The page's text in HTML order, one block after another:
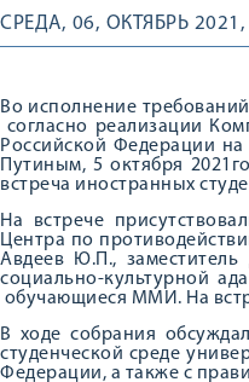
СРЕДА, 06, ОКТЯБРЬ 2021,
Во исполнение
согласно реализации
Российской Федерации
Путиным, 5 октября
встреча иностранных
На встрече
Центра по
Авдеев Ю.П.,
социально-культурной
обучающиеся ММИ. На
В ходе собрания
студенческой среде
Федерации, а также с